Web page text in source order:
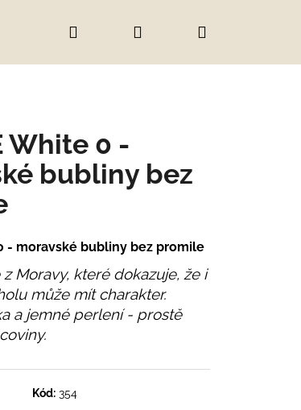
Přihlášení
White 0 -
bubliny bez
- moravské bubliny bez promile
Moravy, které dokazuje, že i
může mít charakter.
a jemné perlení - prostě
Kód: 354